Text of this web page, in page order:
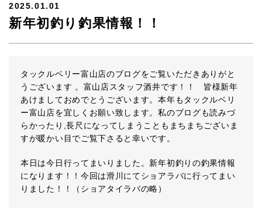
2025.01.01
新年初釣り釣果情報！！
タックルベリー富山店のブログをご覧いただきありがと
うございます 。富山店スタッフ酒井です！！ 皆様新年
あけましておめでとうございます。本年もタックルベリ
ー富山店を宜しくお願い致します。私のブログも読みづ
らかったり,長尺になってしまうこともまちまちございま
すが暖かい目でご覧下さると幸いです。
本日は今日行ってまいりました。新年初釣りの釣果情報
になります！！今回は滑川にてショアラバに行ってまい
りました！！（ショアタイラバの略）